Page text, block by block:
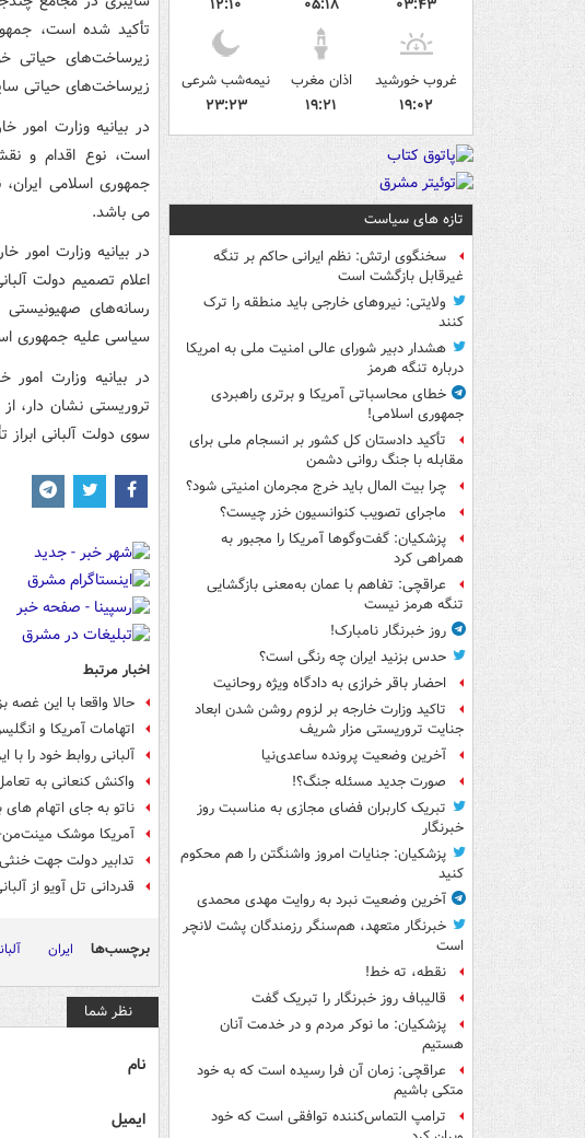
۰۳:۴۳
۰۵:۱۸
۱۲:۱۰
غروب خورشید
۱۹:۰۲
اذان مغرب
۱۹:۲۱
نیمه‌شب شرعی
۲۳:۲۳
تازه های سیاست
سخنگوی ارتش: نظم ایرانی حاکم بر تنگه
غیرقابل بازگشت است
ولایتی: نیروهای خارجی باید منطقه را ترک
کنند
هشدار دبیر شورای عالی امنیت ملی به امریکا
درباره تنگه هرمز
خطای محاسباتی آمریکا و برتری راهبردی
جمهوری اسلامی!
تأکید دادستان کل کشور بر انسجام ملی برای
مقابله با جنگ روانی دشمن
چرا بیت المال باید خرج مجرمان امنیتی شود؟
ماجرای تصویب کنوانسیون خزر چیست؟
پزشکیان: گفت‌وگوها آمریکا را مجبور به
همراهی کرد
عراقچی: تفاهم با عمان به‌معنی بازگشایی
تنگه هرمز نیست
روز خبرنگار نامبارک!
حدس بزنید ایران چه رنگی است؟
احضار باقر خرازی به دادگاه ویژه روحانیت
تاکید وزارت خارجه بر لزوم روشن شدن ابعاد
جنایت تروریستی مزار شریف
آخرین وضعیت پرونده ساعدی‌نیا
صورت جدید مسئله جنگ؟!
تبریک کاربران فضای مجازی به مناسبت روز
خبرنگار
پزشکیان: جنایات امروز واشنگتن را هم محکوم
کنید
آخرین وضعیت نبرد به روایت مهدی محمدی
خبرنگار متعهد، هم‌سنگر رزمندگان پشت لانچر
است
نقطه، ته خط!
قالیباف روز خبرنگار را تبریک گفت
پزشکیان: ما نوکر مردم و در خدمت آنان
هستیم
عراقچی: زمان آن فرا رسیده است که به خود
متکی باشیم
ترامپ التماس‌کننده توافقی است که خود
تأکید شده است،
زیرساخت‌های حیاتی
زیرساخت‌های حیاتی
در بیانیه وزارت امور
است، نوع اقدام و
جمهوری اسلامی
می باشد.
در بیانیه وزارت امور
اعلام تصمیم دولت
رسانه‌های
سیاسی علیه جمهوری
در بیانیه وزارت
تروریستی نشان دار،
سوی دولت آلبانی
اخبار مرتبط
حالا واقعا با این غصه
اتهامات آمریکا و
آلبانی روابط خود را با
واکنش کنعانی به
ناتو به جای اتهام
آمریکا موشک مینت‌من-۳ پرتاب
تدابیر دولت جهت
قدردانی تل آویو از
برچسب‌ها ایران
نظر شما
نام
ایمیل